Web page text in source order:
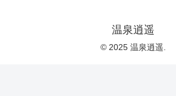
温泉逍遥
© 2025 温泉逍遥.